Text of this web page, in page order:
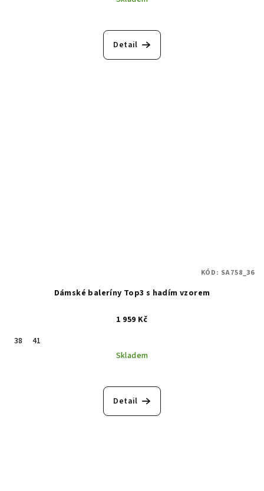
Detail
Dámské baleríny Top3 s hadím vzorem
1 959 Kč
38
41
Skladem
Detail
KÓD: SA758_36